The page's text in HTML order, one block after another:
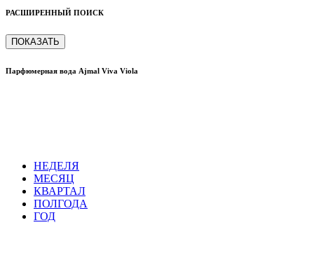
РАСШИРЕННЫЙ ПОИСК
ПОКАЗАТЬ
Парфюмерная вода Ajmal Viva Viola
НЕДЕЛЯ
МЕСЯЦ
КВАРТАЛ
ПОЛГОДА
ГОД